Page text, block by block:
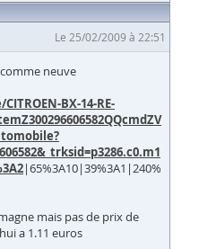
Le 25/02/2009 à 22:51
neuve
BX-14-RE-
|65%3A10|39%3A1|240%
mais pas de prix de
a 1.11 euros